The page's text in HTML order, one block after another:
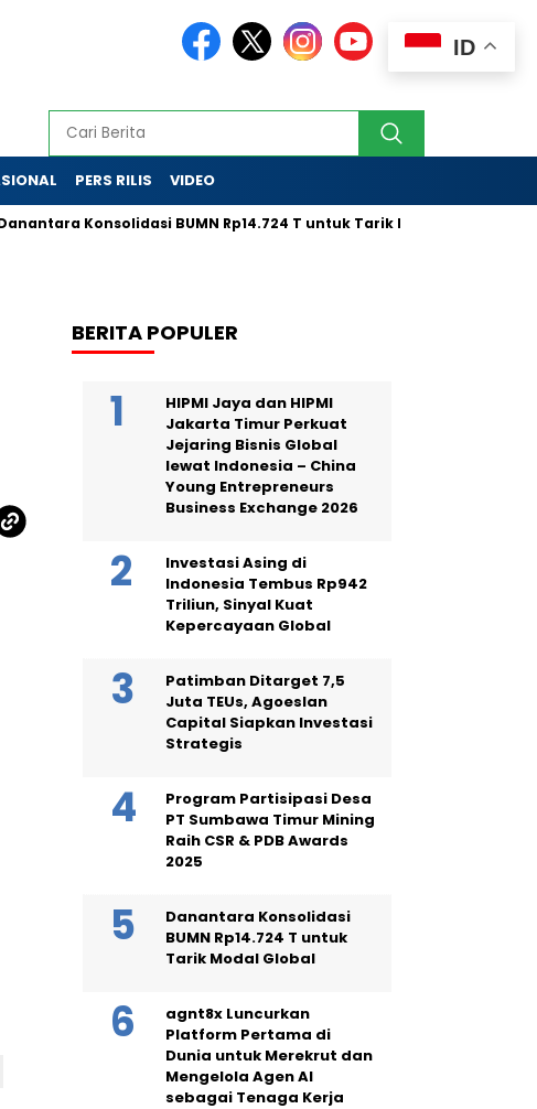
PERS RILIS VIDEO
Konsolidasi BUMN Rp14.724 T untuk Tarik Modal Global
BERITA POPULER
HIPMI Jaya dan HIPMI
Jakarta Timur Perkuat
Jejaring Bisnis Global
lewat Indonesia – China
Young Entrepreneurs
Business Exchange 2026
Investasi Asing di
Indonesia Tembus Rp942
Triliun, Sinyal Kuat
Kepercayaan Global
Patimban Ditarget 7,5
Juta TEUs, Agoeslan
Capital Siapkan Investasi
Strategis
Program Partisipasi Desa
PT Sumbawa Timur Mining
Raih CSR & PDB Awards
2025
Danantara Konsolidasi
BUMN Rp14.724 T untuk
Tarik Modal Global
agnt8x Luncurkan
Platform Pertama di
Dunia untuk Merekrut dan
Mengelola Agen AI
sebagai Tenaga Kerja
ID